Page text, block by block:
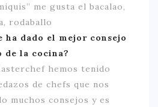
me gusta el bacalao,
rodaballo
ha dado el mejor consejo
de la cocina?
hemos tenido
de chefs que nos
muchos consejos y es